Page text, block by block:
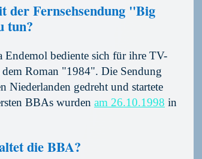
der Fernsehsendung "Big
tun?
bediente sich für ihre TV-
dem Roman "1984". Die Sendung
Niederlanden gedreht und startete
BBAs wurden am 26.10.1998 in
die BBA?